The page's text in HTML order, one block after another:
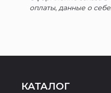
оплаты,данные о себе
КАТАЛОГ